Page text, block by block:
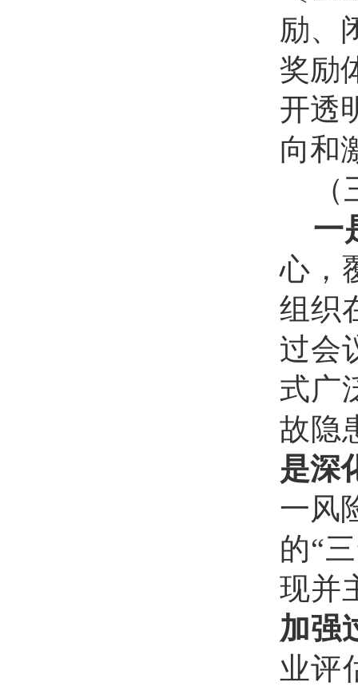
励、
奖励
开透
向和
一
心，
组织
过会
式广
故隐
是深
一风
的“
现并
加强
业评